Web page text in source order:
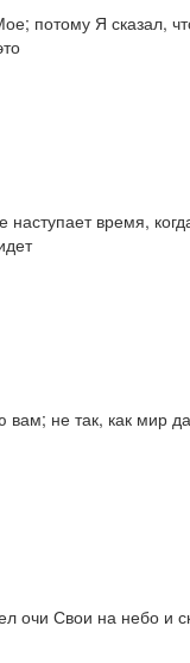
Я сказал,
время,
не так, как
Свои на небо и